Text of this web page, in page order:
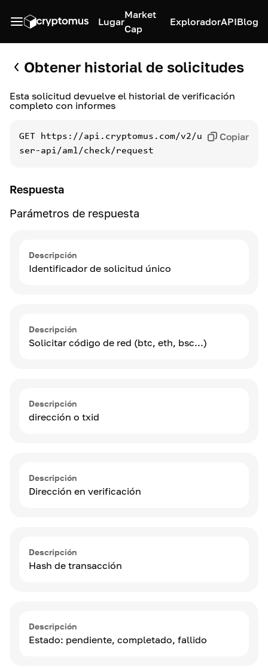
Lugar
Market
Cap
ExploradorAPIBlog
Obtener historial de solicitudes
Esta solicitud devuelve el historial de verificación
completo con informes
GET
https://api.cryptomus.com/v2/u
ser-api/aml/check/request
Copiar
Respuesta
Parámetros de respuesta
Descripción
Identificador de solicitud único
Descripción
Solicitar código de red (btc, eth, bsc...)
Descripción
dirección o txid
Descripción
Dirección en verificación
Descripción
Hash de transacción
Descripción
Estado: pendiente, completado, fallido